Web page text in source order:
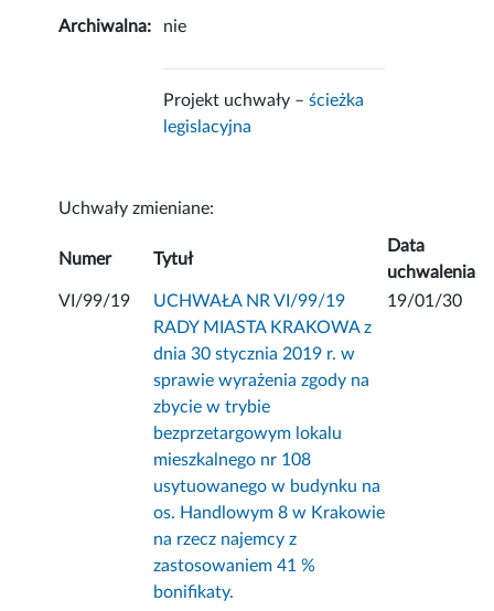
Archiwalna: nie
Projekt uchwały –ścieżka
legislacyjna
Uchwały zmieniane:
Numer Tytuł
Data
uchwalenia
VI/99/19
UCHWAŁA NR VI/99/19
RADY MIASTA KRAKOWA z
dnia 30 stycznia 2019 r. w
sprawie wyrażenia zgody na
zbycie w trybie
bezprzetargowym lokalu
mieszkalnego nr 108
usytuowanego w budynku na
os. Handlowym 8 w Krakowie
na rzecz najemcy z
zastosowaniem 41 %
bonifikaty.
19/01/30